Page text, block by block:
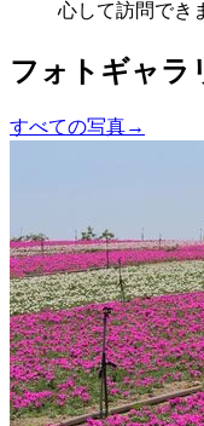
心して訪問でき
フォトギャラ
すべての写真→